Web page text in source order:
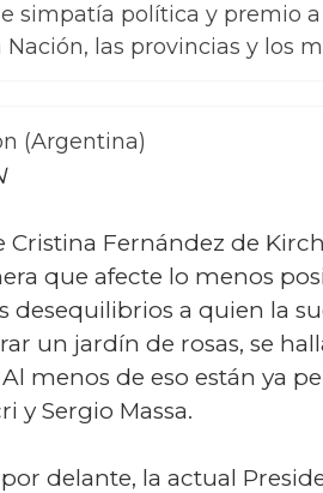
simpatía política y premio
las provincias y los
(Argentina)
Fernández de
que afecte lo menos
a quien la
un jardín de rosas, se
menos de eso están ya
y Sergio Massa.
delante, la actual